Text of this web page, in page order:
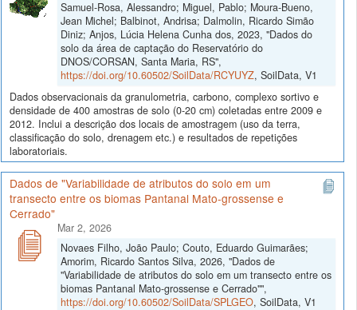
Samuel-Rosa, Alessandro; Miguel, Pablo; Moura-Bueno,
Jean Michel; Balbinot, Andrisa; Dalmolin, Ricardo Simão
Diniz; Anjos, Lúcia Helena Cunha dos, 2023, "Dados do
solo da área de captação do Reservatório do
DNOS/CORSAN, Santa Maria, RS",
https://doi.org/10.60502/SoilData/RCYUYZ, SoilData, V1
Dados observacionais da granulometria, carbono, complexo sortivo e
densidade de 400 amostras de solo (0-20 cm) coletadas entre 2009 e
2012. Inclui a descrição dos locais de amostragem (uso da terra,
classificação do solo, drenagem etc.) e resultados de repetições
laboratoriais.
Dados de "Variabilidade de atributos do solo em um
transecto entre os biomas Pantanal Mato-grossense e
Cerrado"
Mar 2, 2026
Novaes Filho, João Paulo; Couto, Eduardo Guimarães;
Amorim, Ricardo Santos Silva, 2026, "Dados de
"Variabilidade de atributos do solo em um transecto entre os
biomas Pantanal Mato-grossense e Cerrado"",
https://doi.org/10.60502/SoilData/SPLGEO, SoilData, V1